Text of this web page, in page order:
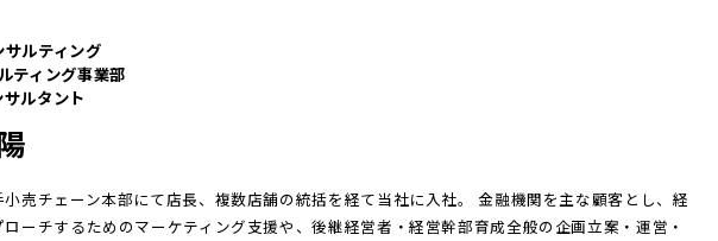
ルティング
ティング事業部
ルタント
売チェーン本部にて店長、複数店舗の統括を経て当社に入社。 金融機関を主な顧客とし、経
ーチするためのマーケティング支援や、後継経営者・経営幹部育成全般の企画立案・運営・